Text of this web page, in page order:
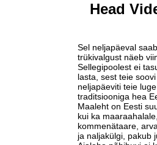
Head
Sel neljapäeval
trükivalgust näeb
Sellegipoolest ei
lasta, sest teie
neljapäeviti teie
traditsiooniga hea
Maaleht on Eesti
kui ka
kommenätaare,
ja naljakülgi, pakub